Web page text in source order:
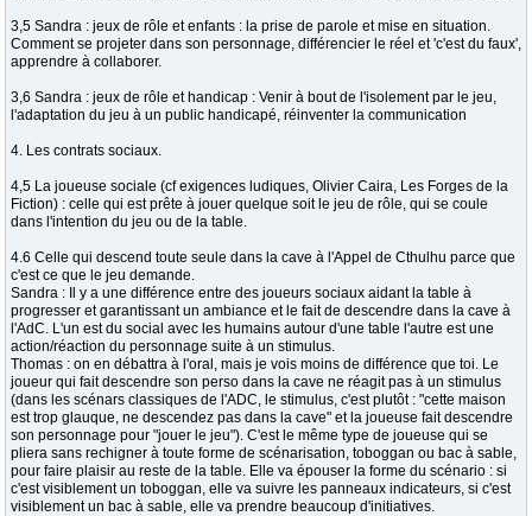
3,5 Sandra : jeux de rôle et enfants : la prise de parole et mise en situation.
Comment se projeter dans son personnage, différencier le réel et 'c'est du faux',
apprendre à collaborer.
3,6 Sandra : jeux de rôle et handicap : Venir à bout de l'isolement par le jeu,
l'adaptation du jeu à un public handicapé, réinventer la communication
4. Les contrats sociaux.
4,5 La joueuse sociale (cf exigences ludiques, Olivier Caira, Les Forges de la
Fiction) : celle qui est prête à jouer quelque soit le jeu de rôle, qui se coule
dans l'intention du jeu ou de la table.
4.6 Celle qui descend toute seule dans la cave à l'Appel de Cthulhu parce que
c'est ce que le jeu demande.
Sandra : Il y a une différence entre des joueurs sociaux aidant la table à
progresser et garantissant un ambiance et le fait de descendre dans la cave à
l'AdC. L'un est du social avec les humains autour d'une table l'autre est une
action/réaction du personnage suite à un stimulus.
Thomas : on en débattra à l'oral, mais je vois moins de différence que toi. Le
joueur qui fait descendre son perso dans la cave ne réagit pas à un stimulus
(dans les scénars classiques de l'ADC, le stimulus, c'est plutôt : "cette maison
est trop glauque, ne descendez pas dans la cave" et la joueuse fait descendre
son personnage pour "jouer le jeu"). C'est le même type de joueuse qui se
pliera sans rechigner à toute forme de scénarisation, toboggan ou bac à sable,
pour faire plaisir au reste de la table. Elle va épouser la forme du scénario : si
c'est visiblement un toboggan, elle va suivre les panneaux indicateurs, si c'est
visiblement un bac à sable, elle va prendre beaucoup d'initiatives.